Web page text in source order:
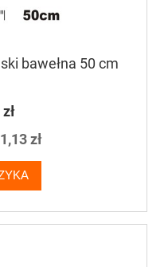
bawełna 50 cm
zł